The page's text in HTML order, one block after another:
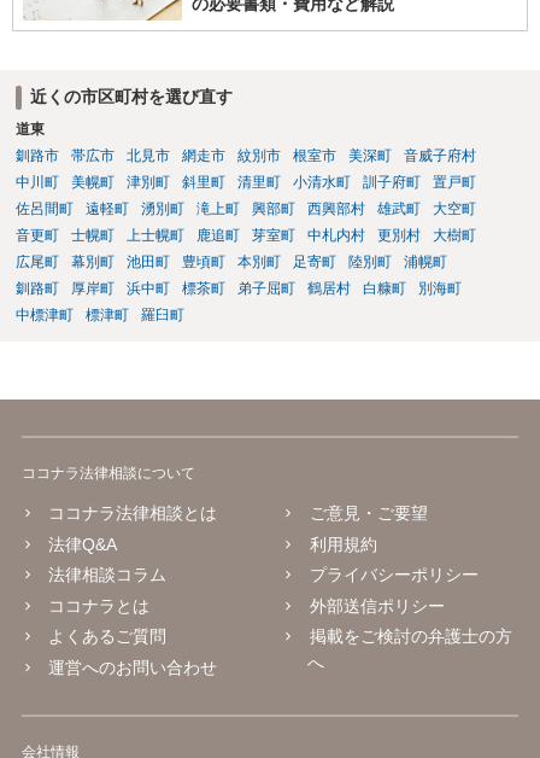
近くの市区町村を選び直す
道東
釧路市
帯広市 北見市 網走市 紋別市 根室市 美深町
音威子府村
中川町
美幌町 津別町 斜里町 清里町 小清水町 訓子府町
置戸町
佐呂間町
遠軽町 湧別町 滝上町 興部町 西興部村 雄武町
大空町
音更町
士幌町 上士幌町 鹿追町 芽室町 中札内村 更別村
大樹町
広尾町
幕別町 池田町 豊頃町 本別町 足寄町 陸別町
浦幌町
釧路町
厚岸町 浜中町 標茶町 弟子屈町 鶴居村 白糠町
別海町
中標津町
標津町 羅臼町
ココナラ法律相談について
ココナラ法律相談とは
法律Q&A
法律相談コラム
ココナラとは
よくあるご質問
運営へのお問い合わせ
ご意見・ご要望
利用規約
プライバシーポリシー
外部送信ポリシー
掲載をご検討の弁護士の方
へ
会社情報